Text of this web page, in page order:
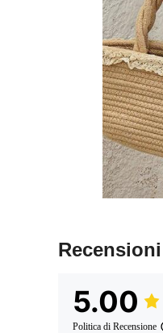
5.00
Politica di Recensione